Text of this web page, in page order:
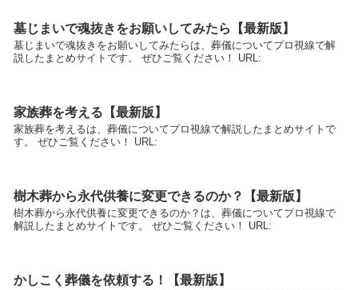
墓じまいで魂抜きをお願いしてみたら【最新版】
墓じまいで魂抜きをお願いしてみたらは、葬儀についてプロ視線で解
説したまとめサイトです。 ぜひご覧ください！ URL:
家族葬を考える【最新版】
家族葬を考えるは、葬儀についてプロ視線で解説したまとめサイトで
す。 ぜひご覧ください！ URL:
樹木葬から永代供養に変更できるのか？【最新版】
樹木葬から永代供養に変更できるのか？は、葬儀についてプロ視線で
解説したまとめサイトです。 ぜひご覧ください！ URL:
かしこく葬儀を依頼する！【最新版】